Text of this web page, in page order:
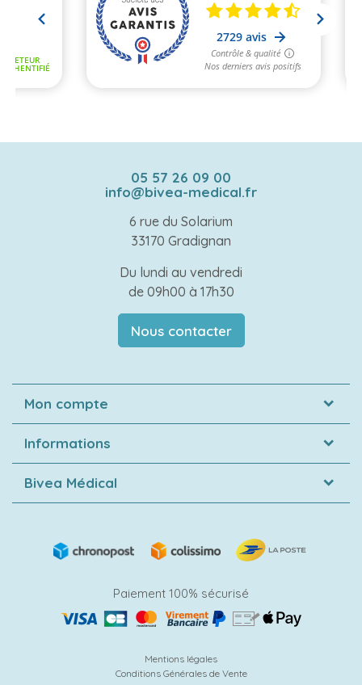
05 57 26 09 00
info@bivea-medical.fr
6 rue du Solarium
33170 Gradignan
Du lundi au vendredi
de 09h00 à 17h30
Nous contacter
Mon compte
Informations
Bivea Médical
Paiement 100% sécurisé
Mentions légales
Conditions Générales de Vente